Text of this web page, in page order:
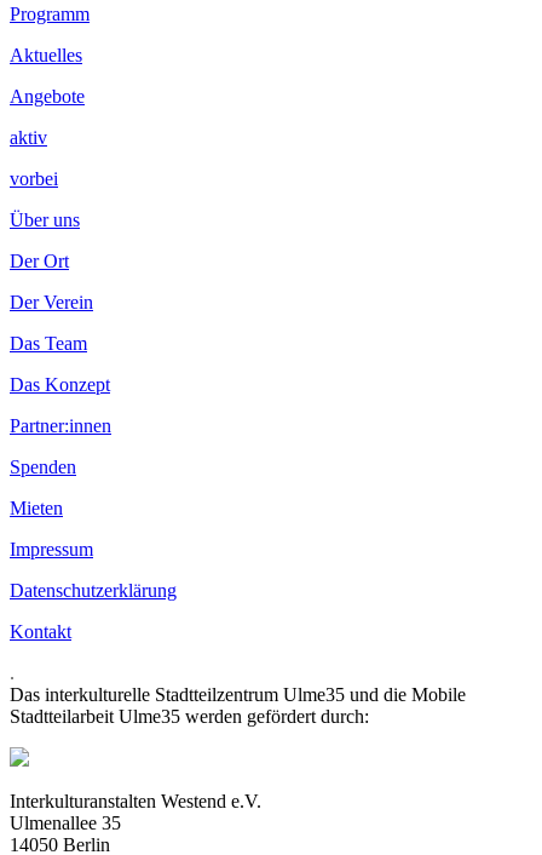
Footer
Inhalt
Programm
Aktuelles
Angebote
aktiv
vorbei
Über uns
Der Ort
Der Verein
Das Team
Das Konzept
Partner:innen
Spenden
Mieten
Impressum
Datenschutzerklärung
Kontakt
.
Das interkulturelle Stadtteilzentrum Ulme35 und die Mobile
Stadtteilarbeit Ulme35 werden gefördert durch:
Interkulturanstalten Westend e.V.
Ulmenallee 35
14050 Berlin